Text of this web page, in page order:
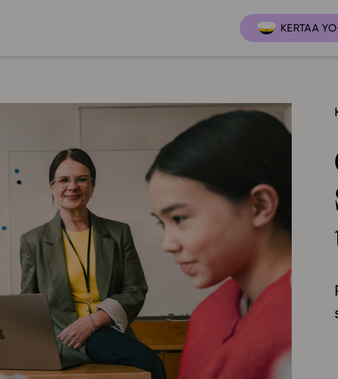
KERTAA
LOPS 2021
GLP 2021
Oppimateriaalit
Hinnasto
Lukion pakettilisenssi
Käyttöönotto
Bruksanvisning
Tilaa
Ohjekeskus
Tiimi